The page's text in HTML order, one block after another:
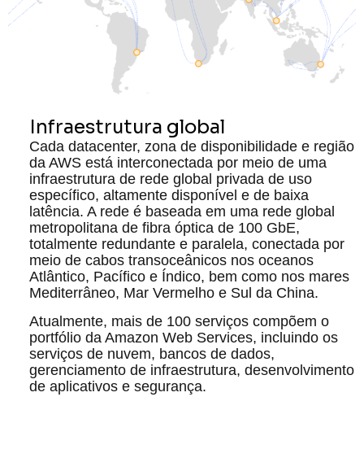
Infraestrutura global
Cada datacenter, zona de disponibilidade e região
da AWS está interconectada por meio de uma
infraestrutura de rede global privada de uso
específico, altamente disponível e de baixa
latência. A rede é baseada em uma rede global
metropolitana de fibra óptica de 100 GbE,
totalmente redundante e paralela, conectada por
meio de cabos transoceânicos nos oceanos
Atlântico, Pacífico e Índico, bem como nos mares
Mediterrâneo, Mar Vermelho e Sul da China.
Atualmente, mais de 100 serviços compõem o
portfólio da Amazon Web Services, incluindo os
serviços de nuvem, bancos de dados,
gerenciamento de infraestrutura, desenvolvimento
de aplicativos e segurança.